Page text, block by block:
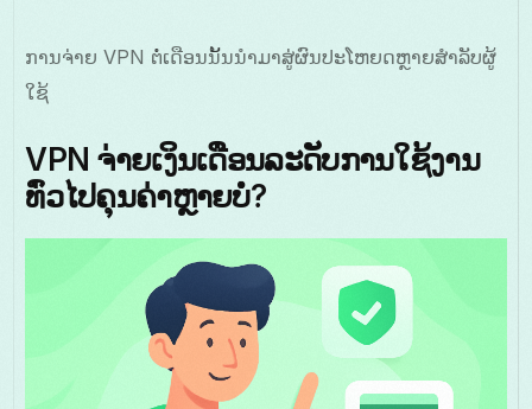
ການຈ່າຍ VPN ຕໍ່ເດືອນນັ້ນນຳມາສູ່ຜົນປະໂຫຍດຫຼາຍສຳລັບຜູ້
ໃຊ້
VPN ຈ່າຍເງິນເດືອນລະດັບການໃຊ້ງານ
ທົ່ວໄປຄຸນຄ່າຫຼາຍບໍ່?